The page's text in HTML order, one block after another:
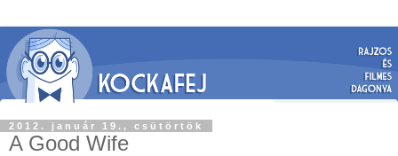
2012. január 19., csütörtök
A Good Wife